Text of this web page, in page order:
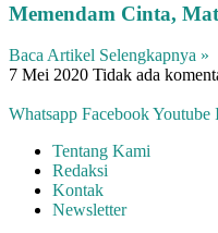
Memendam Cinta,
Baca Artikel Selengkapnya »
7 Mei 2020 Tidak ada
Whatsapp FacebookYoutube
Tentang Kami
Redaksi
Kontak
Newsletter